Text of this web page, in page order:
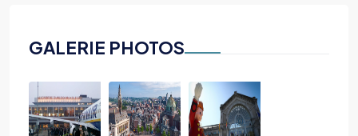
GALERIE PHOTOS